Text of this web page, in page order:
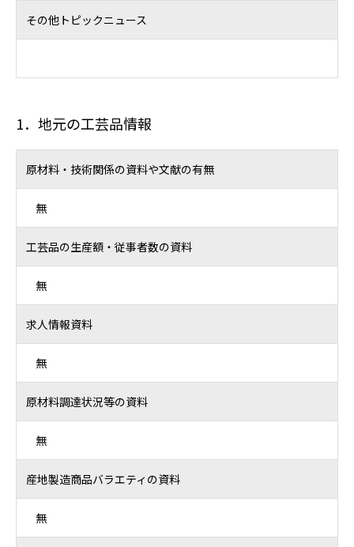
その他トピックニュース
1．地元の工芸品情報
原材料・技術関係の資料や文献の有無
無
工芸品の生産額・従事者数の資料
無
求人情報資料
無
原材料調達状況等の資料
無
産地製造商品バラエティの資料
無